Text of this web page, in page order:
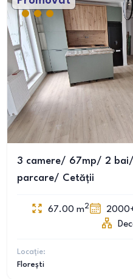
3 camere/ 67mp/ 2
parcare/ Cetății
67.00 m2
Locație:
Florești